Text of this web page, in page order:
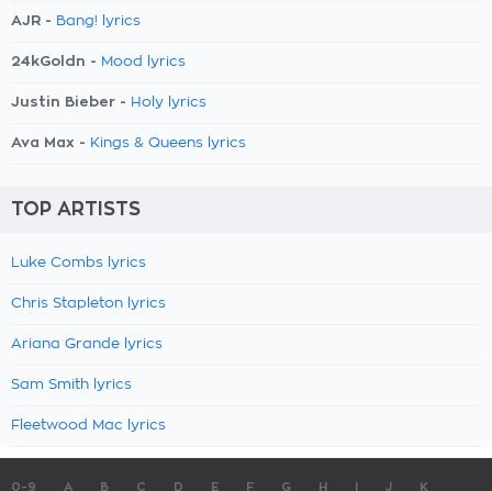
AJR - Bang! lyrics
24kGoldn - Mood lyrics
Justin Bieber - Holy lyrics
Ava Max - Kings & Queens lyrics
TOP ARTISTS
Luke Combs lyrics
Chris Stapleton lyrics
Ariana Grande lyrics
Sam Smith lyrics
Fleetwood Mac lyrics
0-9 A B C D E F G H J K